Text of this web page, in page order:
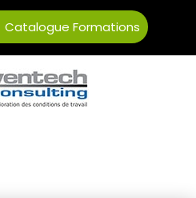
Catalogue Formations